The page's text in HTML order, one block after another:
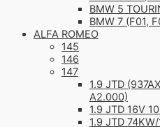
BMW 5
BMW 7 (F01,
ALFA ROMEO
145
146
147
1.9 JTD
A2.000)
1.9 JTD 16V
1.9 JTD